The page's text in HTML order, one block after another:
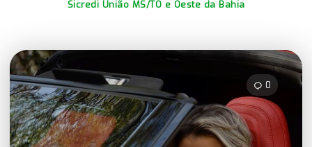
Sicredi União MS/TO e Oeste da Bahia
0